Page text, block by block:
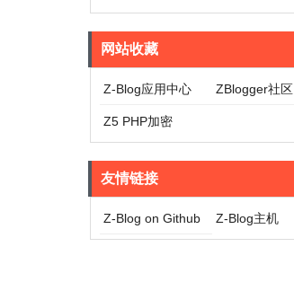
网站收藏
Z-Blog应用中心 ZBlogger社区
Z5 PHP加密
友情链接
Z-Blog on Github Z-Blog主机